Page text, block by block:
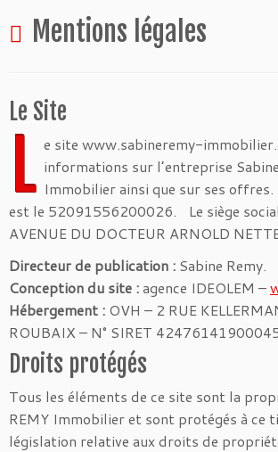
Mentions légales
Le Site
L e site www.sabineremy-
informations sur l’entreprise
Immobilier ainsi que sur ses
est le 52091556200026. Le siège
AVENUE DU DOCTEUR ARNOLD
Directeur de publication : Sabine Remy.
Conception du site :agence IDEOLEM –
Hébergement : OVH – 2 RUE
ROUBAIX – N° SIRET
Droits protégés
Tous les éléments de ce site sont la
REMY Immobilier et sont protégés à ce
législation relative aux droits de